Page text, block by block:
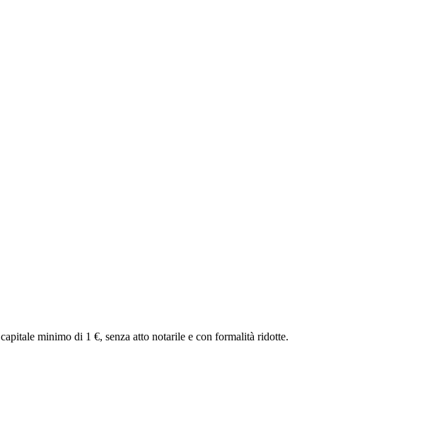
minimo di 1 €, senza atto notarile e con formalità ridotte.